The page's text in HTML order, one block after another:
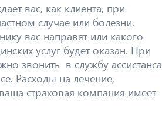
вас, как клиента, при
случае или болезни.
вас направят или какого
услуг будет оказан. При
звонить в службу ассистанса
Расходы на лечение,
страховая компания имеет